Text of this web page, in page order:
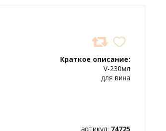
Краткое описание:
V-230мл
для вина
артикул: 74725